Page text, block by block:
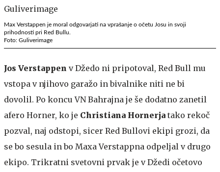
Max Verstappen je moral odgovarjati na vprašanje o očetu Josu in svoji
prihodnosti pri Red Bullu.
Foto: Guliverimage
Jos Verstappen v Džedo ni pripotoval, Red Bull mu
vstopa v njihovo garažo in bivalnike niti ne bi
dovolil. Po koncu VN Bahrajna je še dodatno zanetil
afero Horner, ko je Christiana Hornerja tako rekoč
pozval, naj odstopi, sicer Red Bullovi ekipi grozi, da
se bo sesula in bo Maxa Verstappna odpeljal v drugo
ekipo. Trikratni svetovni prvak je v Džedi očetovo